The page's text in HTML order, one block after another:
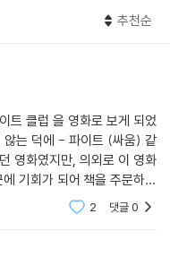
적인 삶을 살아가는 인간의
하여《파이트 클럽》《질식
영하되 비틀고 비판하고 풍
서 겪게 되는 패배에서 벗어
트 클럽》의 타일러 더든이
일한 낙은 가구 수집이다. 매
추천순
트 클럽 을 영화로 보게 되었
않는 덕에 - 파이트 (싸움) 같
영화였지만, 의외로 이 영화
기회가 되어 책을 주문하여
2 댓글0